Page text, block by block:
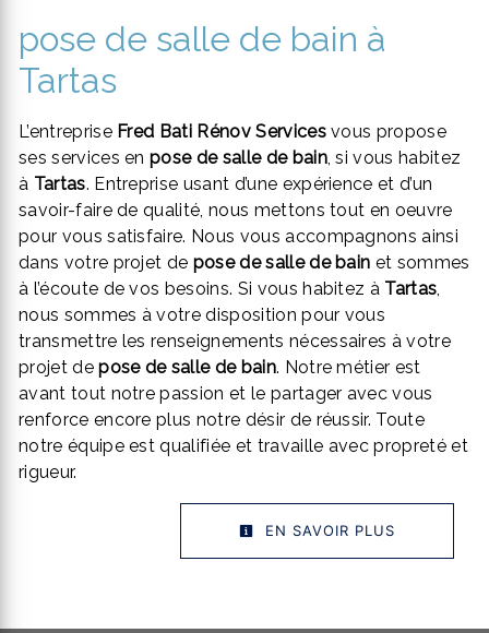
pose de salle de bain à
Tartas
L’entreprise Fred Bati Rénov Servicesvous propose
ses services enpose de salle de bain, si vous habitez
à Tartas. Entreprise usant d’une expérience et d’un
savoir-faire de qualité, nous mettons tout en oeuvre
pour vous satisfaire. Nous vous accompagnons ainsi
dans votre projet de pose de salle de bain et sommes
à l’écoute de vos besoins. Si vous habitez à Tartas,
nous sommes à votre disposition pour vous
transmettre les renseignements nécessaires à votre
projet depose de salle de bain. Notre métier est
avant tout notre passion et le partager avec vous
renforce encore plus notre désir de réussir. Toute
notre équipe est qualifiée et travaille avec propreté et
rigueur.
EN SAVOIR PLUS